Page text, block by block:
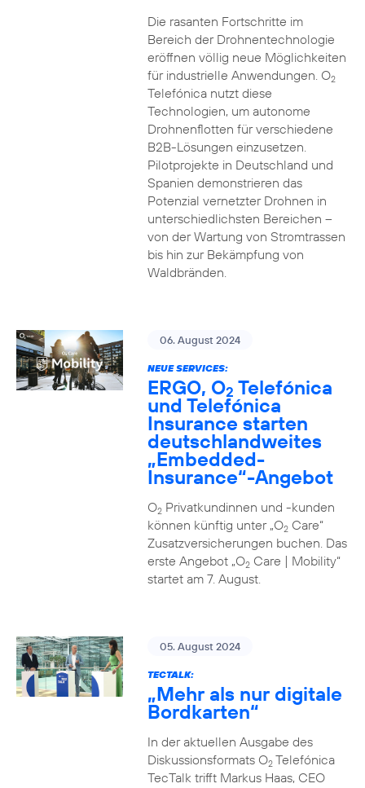
Die rasanten Fortschritte im
Bereich der Drohnentechnologie
eröffnen völlig neue Möglichkeiten
für industrielle Anwendungen. O2
Telefónica nutzt diese
Technologien, um autonome
Drohnenflotten für verschiedene
B2B-Lösungen einzusetzen.
Pilotprojekte in Deutschland und
Spanien demonstrieren das
Potenzial vernetzter Drohnen in
unterschiedlichsten Bereichen –
von der Wartung von Stromtrassen
bis hin zur Bekämpfung von
Waldbränden.
06. August 2024
NEUE SERVICES:
ERGO, O2 Telefónica
und Telefónica
Insurance starten
deutschlandweites
„Embedded-
Insurance“-Angebot
O2Privatkundinnen und -kunden
können künftig unter „O2Care“
Zusatzversicherungen buchen. Das
erste Angebot „O2Care | Mobility“
startet am 7. August.
05. August 2024
TECTALK:
„Mehr als nur digitale
Bordkarten“
In der aktuellen Ausgabe des
Diskussionsformats O2Telefónica
TecTalk trifft Markus Haas, CEO